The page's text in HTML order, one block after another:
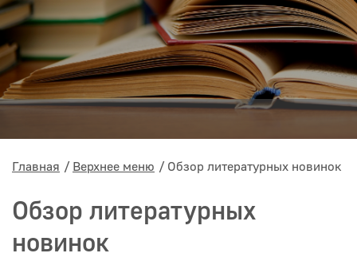
Главная Верхнее меню Обзор литературных новинок
Обзор литературных
новинок